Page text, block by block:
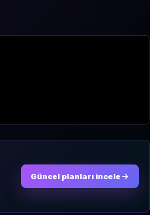
Güncel planları incele